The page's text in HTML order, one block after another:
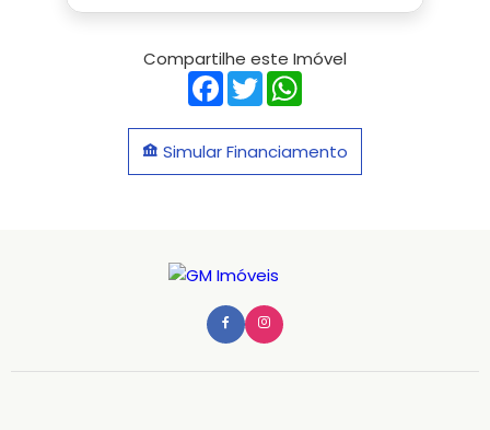
Compartilhe este Imóvel
Facebook
Twitter
Simular Financiamento